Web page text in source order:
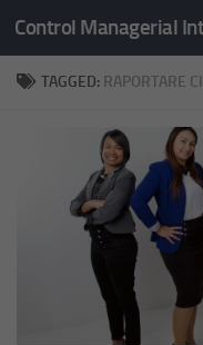
Skip to content
Control Managerial
TAGGED: RAPORTARE